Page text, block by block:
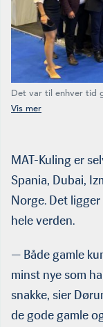
Det var til enhver tid
og de som sto på
MAT-Kuling er
Spania, Dubai,
Norge. Det
hele verden.
— Både gamle
minst nye som
snakke, sier
de gode gamle